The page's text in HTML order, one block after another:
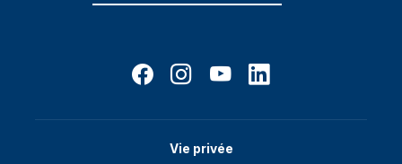
Vie privée